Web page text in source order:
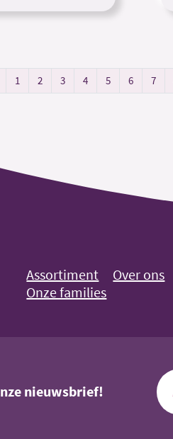
1 2 3 4 5 6 7
Assortiment Over ons
Onze families
nieuwsbrief!